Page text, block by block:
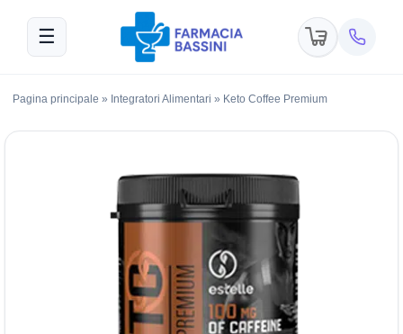
☰
Pagina principale » Integratori Alimentari » Keto Coffee Premium